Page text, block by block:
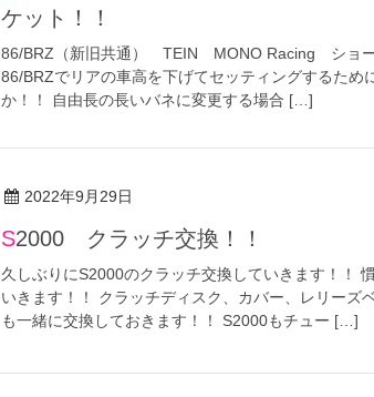
ケット！！
86/BRZ（新旧共通） TEIN MONO Racing ショ
86/BRZでリアの車高を下げてセッティングするため
か！！ 自由長の長いバネに変更する場合 […]
2022年9月29日
S2000 クラッチ交換！！
久しぶりにS2000のクラッチ交換していきます！！
いきます！！ クラッチディスク、カバー、レリーズ
も一緒に交換しておきます！！ S2000もチュー […]